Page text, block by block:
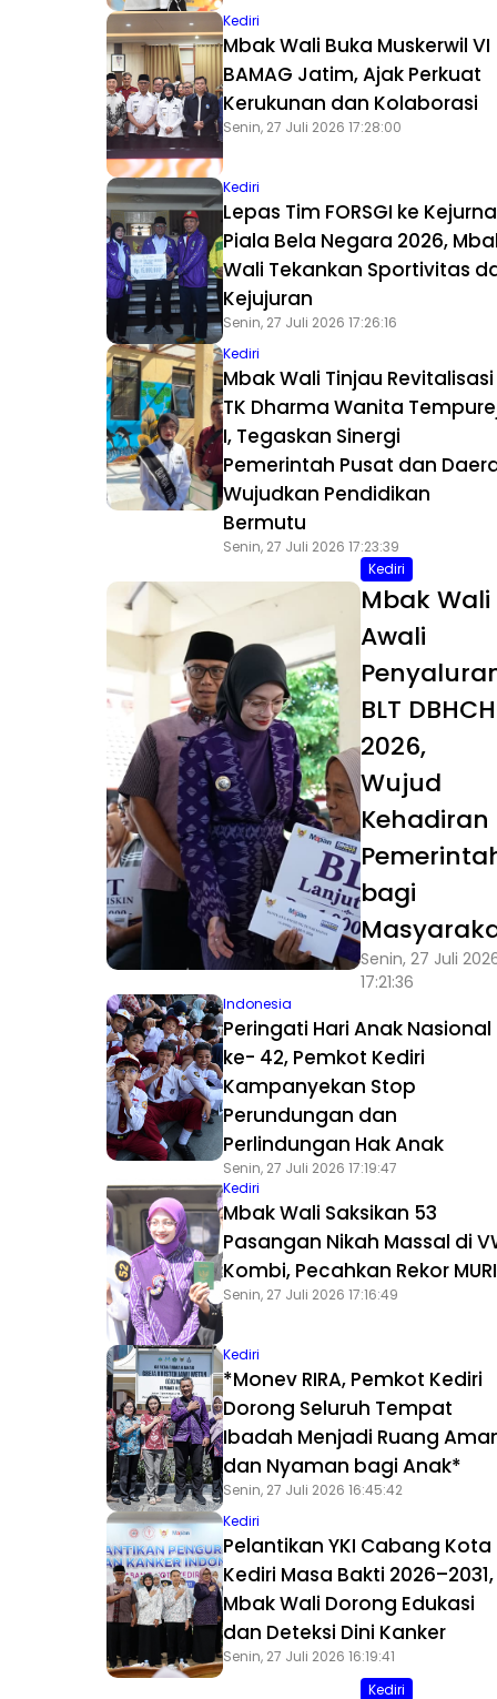
Kediri
Mbak Wali Buka Muskerwil VI
BAMAG Jatim, Ajak Perkuat
Kerukunan dan Kolaborasi
Senin, 27 Juli 2026 17:28:00
Kediri
Lepas Tim FORSGI ke
Piala Bela Negara 2026,
Wali Tekankan Sportivitas
Kejujuran
Senin, 27 Juli 2026 17:26:16
Kediri
Mbak Wali Tinjau Revitalisasi
TK Dharma Wanita
I, Tegaskan Sinergi
Pemerintah Pusat dan
Wujudkan Pendidikan
Bermutu
Senin, 27 Juli 2026 17:23:39
Kediri
Mbak Wali
Awali
BLT
2026,
Wujud
Kehadiran
bagi
Senin, 27 Juli
17:21:36
Indonesia
Peringati Hari Anak Nasional
ke- 42, Pemkot Kediri
Kampanyekan Stop
Perundungan dan
Perlindungan Hak Anak
Senin, 27 Juli 2026 17:19:47
Kediri
Mbak Wali Saksikan 53
Pasangan Nikah Massal di
Kombi, Pecahkan Rekor MURI
Senin, 27 Juli 2026 17:16:49
Kediri
*Monev RIRA, Pemkot Kediri
Dorong Seluruh Tempat
Ibadah Menjadi Ruang
dan Nyaman bagi Anak*
Senin, 27 Juli 2026 16:45:42
Kediri
Pelantikan YKI Cabang Kota
Kediri Masa Bakti 2026–2031,
Mbak Wali Dorong Edukasi
dan Deteksi Dini Kanker
Senin, 27 Juli 2026 16:19:41
Kediri